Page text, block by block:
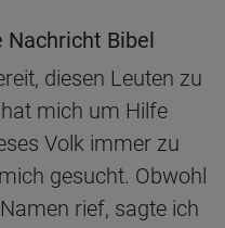
Nachricht Bibel
diesen Leuten zu
mich um Hilfe
Volk immer zu
gesucht. Obwohl
rief, sagte ich